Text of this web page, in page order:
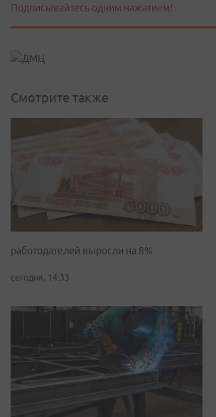
Подписывайтесь одним нажатием!
Смотрите также
работодателей выросли на 8%
сегодня, 14:33